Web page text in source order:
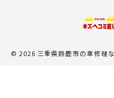
© 2026 三重県鈴鹿市の車修理